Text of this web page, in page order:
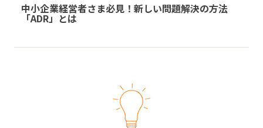
中小企業経営者さま必見！新しい問題解決の方法
「ADR」とは